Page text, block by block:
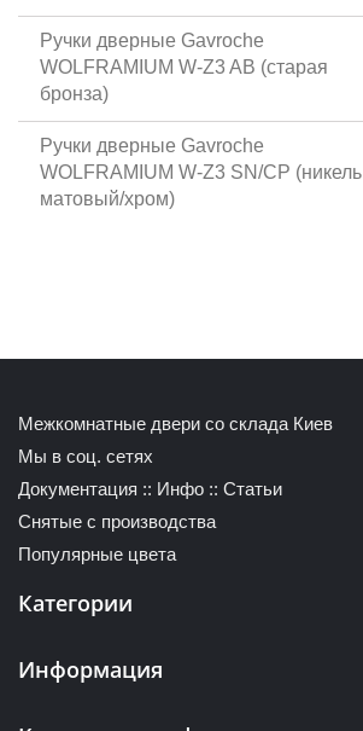
Ручки дверные Gavroche
WOLFRAМIUМ W-Z3 AB (старая
бронза)
Ручки дверные Gavroche
WOLFRAМIUМ W-Z3 SN/CP (никель
матовый/хром)
Межкомнатные двери со склада Киев
Мы в соц. сетях
Документация :: Инфо :: Статьи
Снятые с производства
Популярные цвета
Категории
Информация